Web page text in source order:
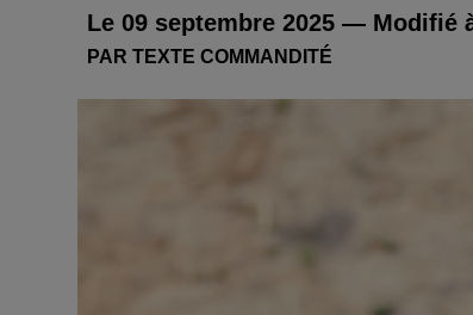
Le 09 septembre 2025 — Modifié
PAR TEXTE COMMANDITÉ